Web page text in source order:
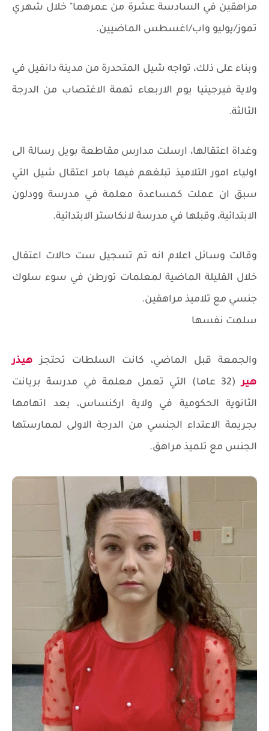
مراهقين في السادسة عشرة من عمرهما" خلال شهري
تموز/يوليو واب/اغسطس الماضيين.
وبناء على ذلك، تواجه شيل المتحدرة من مدينة دانفيل في
ولاية فيرجينيا يوم الاربعاء تهمة الاغتصاب من الدرجة
الثالثة.
وغداة اعتقالها، ارسلت مدارس مقاطعة بويل رسالة الى
اولياء امور التلاميذ تبلغهم فيها بامر اعتقال شيل التي
سبق ان عملت كمساعدة معلمة في مدرسة وودلون
الابتدائية، وقبلها في مدرسة لانكاستر الابتدائية.
وقالت وسائل اعلام انه تم تسجيل ست حالات اعتقال
خلال القليلة الماضية لمعلمات تورطن في سوء سلوك
جنسي مع تلاميذ مراهقين.
سلمت نفسها
والجمعة قبل الماضي، كانت السلطات تحتجزهيذر
هير
(32 عاما) التي تعمل معلمة في مدرسة بريانت
الثانوية الحكومية في ولاية اركنساس، بعد اتهامها
بجريمة الاعتداء الجنسي من الدرجة الاولى لممارستها
الجنس مع تلميذ مراهق.